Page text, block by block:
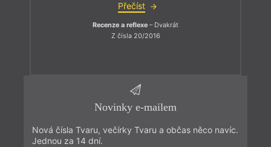
Přečíst
Recenze a reflexe – Dvakrát
Z čísla 20/2016
Novinky e-mailem
Nová čísla Tvaru, večírky Tvaru a občas něco navíc.
Jednou za 14 dní.